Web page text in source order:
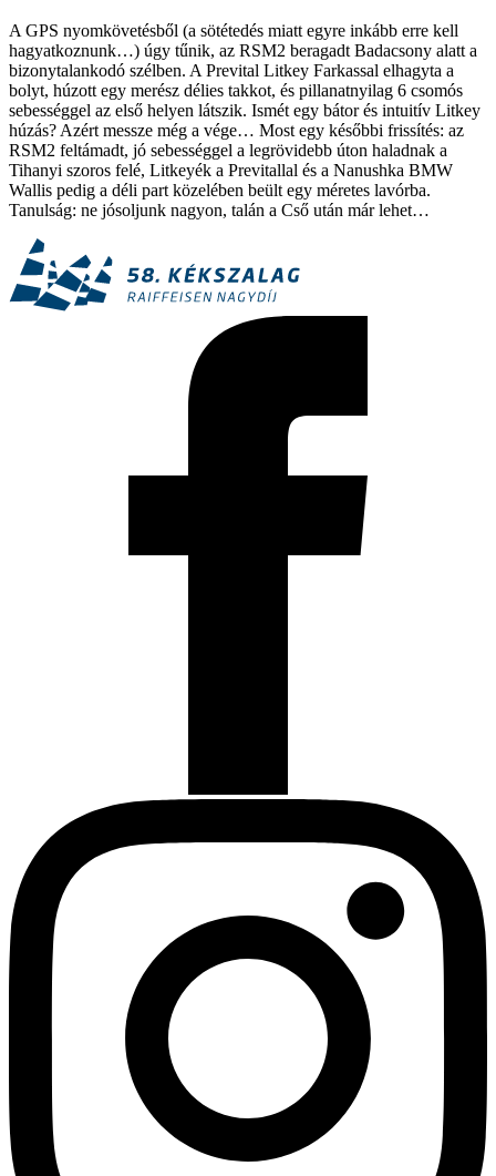
A GPS nyomkövetésből (a sötétedés miatt egyre inkább erre kell
hagyatkoznunk…) úgy tűnik, az RSM2 beragadt Badacsony alatt a
bizonytalankodó szélben. A Prevital Litkey Farkassal elhagyta a
bolyt, húzott egy merész délies takkot, és pillanatnyilag 6 csomós
sebességgel az első helyen látszik. Ismét egy bátor és intuitív Litkey
húzás? Azért messze még a vége… Most egy későbbi frissítés: az
RSM2 feltámadt, jó sebességgel a legrövidebb úton haladnak a
Tihanyi szoros felé, Litkeyék a Previtallal és a Nanushka BMW
Wallis pedig a déli part közelében beült egy méretes lavórba.
Tanulság: ne jósoljunk nagyon, talán a Cső után már lehet…